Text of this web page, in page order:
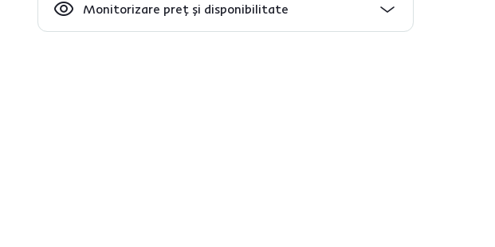
Monitorizare preț și disponibilitate